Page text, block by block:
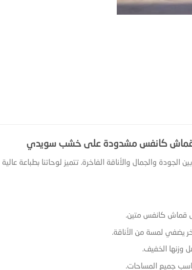
قماش كانفس مشدودة على خشب سويدي
الجودة والجمال والأناقة الفاخرة. تتميز لوحاتنا
قماش كانفس متين.
يضفي لمسة من الأناقة.
وزنها الخفيف.
جميع المساحات.